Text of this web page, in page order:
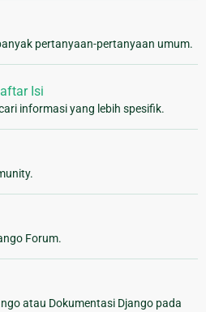
pertanyaan-pertanyaan umum.
Isi
informasi yang lebih spesifik.
Forum.
atau Dokumentasi Django pada